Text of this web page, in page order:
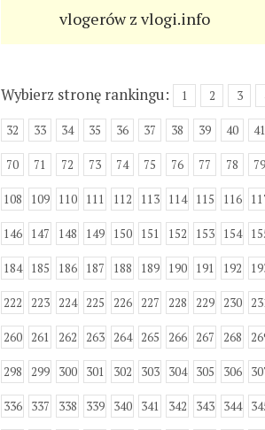
vlogerów z vlogi.info
Wybierz stronę rankingu: 1 2 3
32 33 34 35 36 37 38 39 40 41
70 71 72 73 74 75 76 77 78 79
108 109 110 111 112 113 114 115 116
146 147 148 149 150 151 152 153 154
184 185 186 187 188 189 190 191 192
222 223 224 225 226 227 228 229 230
260 261 262 263 264 265 266 267 268
298 299 300 301 302 303 304 305 306
336 337 338 339 340 341 342 343 344